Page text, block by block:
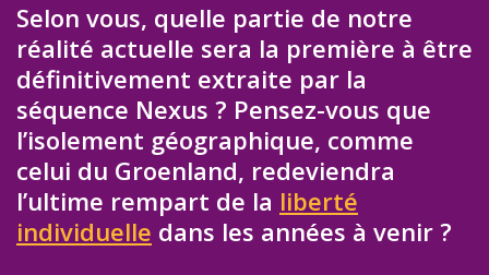
Selon vous, quelle partie de notre
réalité actuelle sera la première à être
définitivement extraite par la
séquence Nexus ? Pensez-vous que
l’isolement géographique, comme
celui du Groenland, redeviendra
l’ultime rempart de la liberté
individuelle dans les années à venir ?